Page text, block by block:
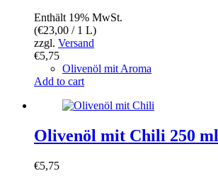
Enthält 19% MwSt.
(€23,00 / 1 L)
zzgl. Versand
€5,75
Olivenöl mit Aroma
Add to cart
Olivenöl mit Chili 250 ml
€5,75